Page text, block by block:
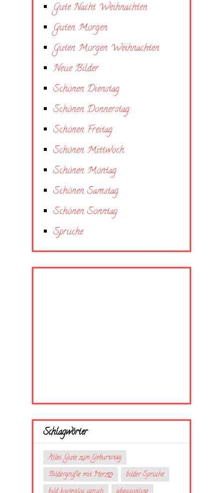
Gute Nacht Weihnachten
Guten Morgen
Guten Morgen Weihnachten
Neue Bilder
Schönen Dienstag
Schönen Donnerstag
Schönen Freitag
Schönen Mittwoch
Schönen Montag
Schönen Samstag
Schönen Sonntag
Sprüche
Schlagwörter
Alles Gute zum Geburtstag
Bildergrüße mit Herzღ
bilder Sprüche